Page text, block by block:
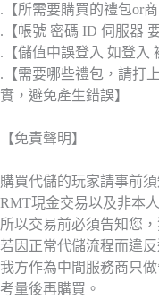
.【所需要購買的禮包or
.【帳號 密碼 ID 伺服器
.【儲值中誤登入 如登入
.【需要哪些禮包，請打
實，避免產生錯誤】
【免責聲明】
購買代儲的玩家請事前
RMT現金交易以及非本
所以交易前必須告知您
若因正常代儲流程而違
我方作為中間服務商只
考量後再購買。